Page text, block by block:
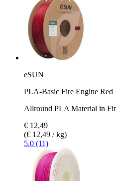
eSUN
PLA-Basic Fire Engine Red
Allround PLA Material in
€ 12,49
(€ 12,49 / kg)
5.0 (11)